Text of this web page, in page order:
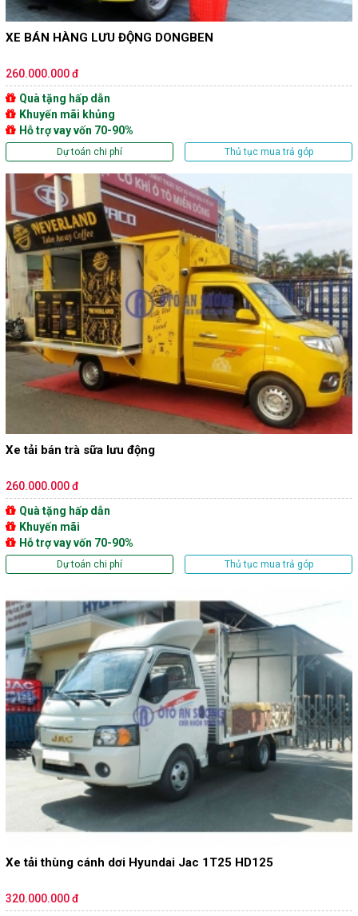
XE BÁN HÀNG LƯU ĐỘNG DONGBEN
260.000.000 đ
Quà tặng hấp dẫn
Khuyến mãi khủng
Hỗ trợ vay vốn 70-90%
Dự toán chi phí Thủ tục mua trả góp
Xe tải bán trà sữa lưu động
260.000.000 đ
Quà tặng hấp dẫn
Khuyến mãi
Hỗ trợ vay vốn 70-90%
Dự toán chi phí Thủ tục mua trả góp
Xe tải thùng cánh dơi Hyundai Jac 1T25 HD125
320.000.000 đ